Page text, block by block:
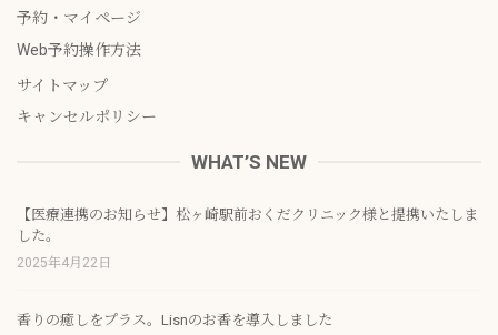
予約・マイページ
Web予約操作方法
サイトマップ
キャンセルポリシー
WHAT’S NEW
【医療連携のお知らせ】松ヶ崎駅前おくだクリニック様と提携いたしま
した。
2025年4月22日
香りの癒しをプラス。Lisnのお香を導入しました